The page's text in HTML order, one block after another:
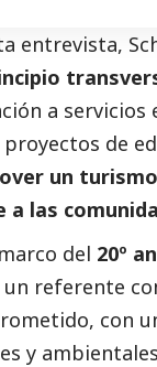
entrevista,
a servicios
proyectos de
un
a las
del 20º
referente
con
y